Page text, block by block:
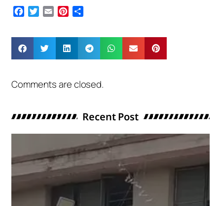
Facebook
Twitter
Email Pinterest
Comments are closed.
Recent Post